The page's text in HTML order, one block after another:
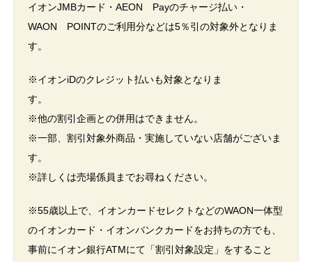
イオンJMBカード・AEON Payのチャージ払い・
WAON POINTのご利用分などは5％引の対象外となりま
す。
※イオンiDのクレジット払いも対象となりま
す
※他の割引企画との併用はできません。
※一部、割引対象外商品・実施していない店舗がございま
す。
※詳しくは売場係員までお尋ねください。
※55歳以上で、イオンカードセレクトなどのWAON一体型
のイオンカード・イオンバンクカードをお持ちの方でも、
事前にイオン銀行ATMにて「割引対象設定」をすること